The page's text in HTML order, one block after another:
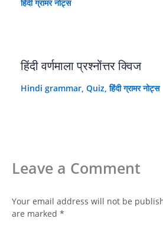
हिंदी ग्रामर नोट्स
हिंदी वर्णमाला प्रश्नोंत्तर क्विज
Hindi grammar, Quiz,हिंदी ग्रामर नोट्स
Leave a Comment
Your email address will not be
are marked *